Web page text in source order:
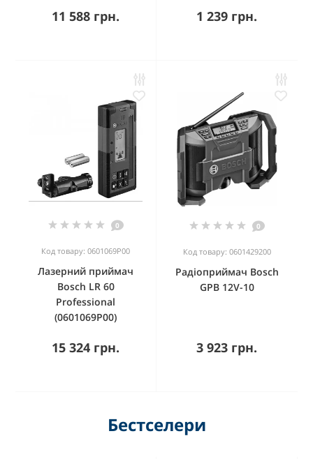
11 588 грн. 1 239 грн.
0
Код товару: 0601069P00
Лазерний приймач
Bosch LR 60
Professional
(0601069P00)
15 324 грн.
0
Код товару: 0601429200
Радіоприймач Bosch
GPB 12V-10
3 923 грн.
Бестселери